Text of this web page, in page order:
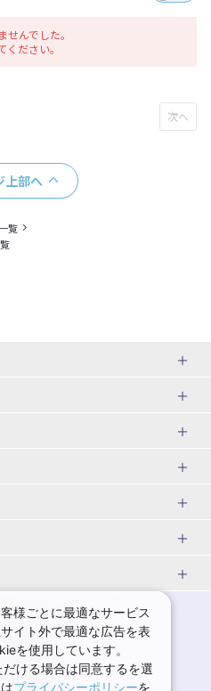
んでした。
ださい。
上部へ
覧
東京→長野 新幹線パック
東京→京都 新幹線パック
東京→神戸（新神戸） 新幹線パッ
西九州新幹線 旅行
岩手旅行・ツアー
秋田旅行・ツアー
福島旅行・ツアー
ユニバーサル・スタジオ・ジャパ
日帰り旅行
女子旅 国内版
ゴールデンウィーク（GW）の国内
旅行
7月の国内旅行
プライバシーポリシー
規約集
商標について
様ごとに最適なサービス
イト外で最適な広告を表
を使用しています。
ける場合は同意するを選
プライバシーポリシーを